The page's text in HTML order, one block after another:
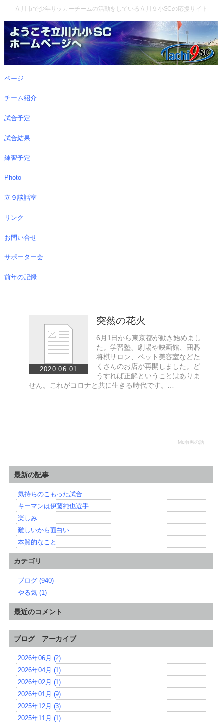
立川市で少年サッカーチームの活動をしている立川９小SCの応援サイト
ページ
チーム紹介
試合予定
試合結果
練習予定
Photo
立９談話室
リンク
お問い合せ
サポーター会
前年の記録
2020.06.01
突然の花火
6月1日から東京都が動き始めまし
た。学習塾、劇場や映画館、囲碁
将棋サロン、ペット美容室などた
くさんのお店が再開しました。ど
うすれば正解ということはありま
せん。これがコロナと共に生きる時代です。…
Mr.雨男の話
最新の記事
気持ちのこもった試合
キーマンは伊藤純也選手
楽しみ
難しいから面白い
本質的なこと
カテゴリ
ブログ (940)
やる気 (1)
最近のコメント
ブログ アーカイブ
2026年06月 (2)
2026年04月 (1)
2026年02月 (1)
2026年01月 (9)
2025年12月 (3)
2025年11月 (1)